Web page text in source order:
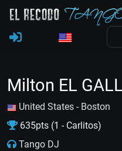
Milton EL
United States - Boston
635pts (1 - Carlitos)
Tango DJ